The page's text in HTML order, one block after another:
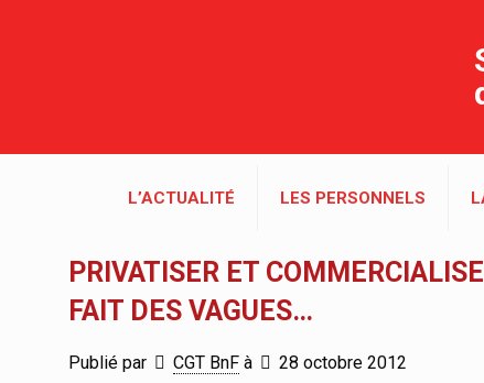
L’ACTUALITÉ LES PERSONNELS
PRIVATISER ET
FAIT DES VAGUES…
Publié par CGT BnF à 28 octobre 2012